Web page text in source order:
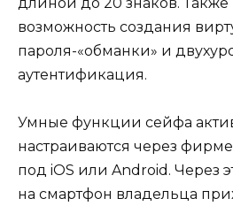
возможность создания
пароля-«обманки» и
аутентификация.
Умные функции сейфа
настраиваются через
под iOS или Android. Через
на смартфон владельца